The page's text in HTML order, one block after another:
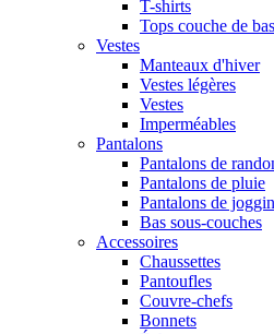
T-shirts
Tops couche de
Vestes
Manteaux d'hiver
Vestes légères
Vestes
Imperméables
Pantalons
Pantalons de
Pantalons de pluie
Pantalons de
Bas sous-couches
Accessoires
Chaussettes
Pantoufles
Couvre-chefs
Bonnets